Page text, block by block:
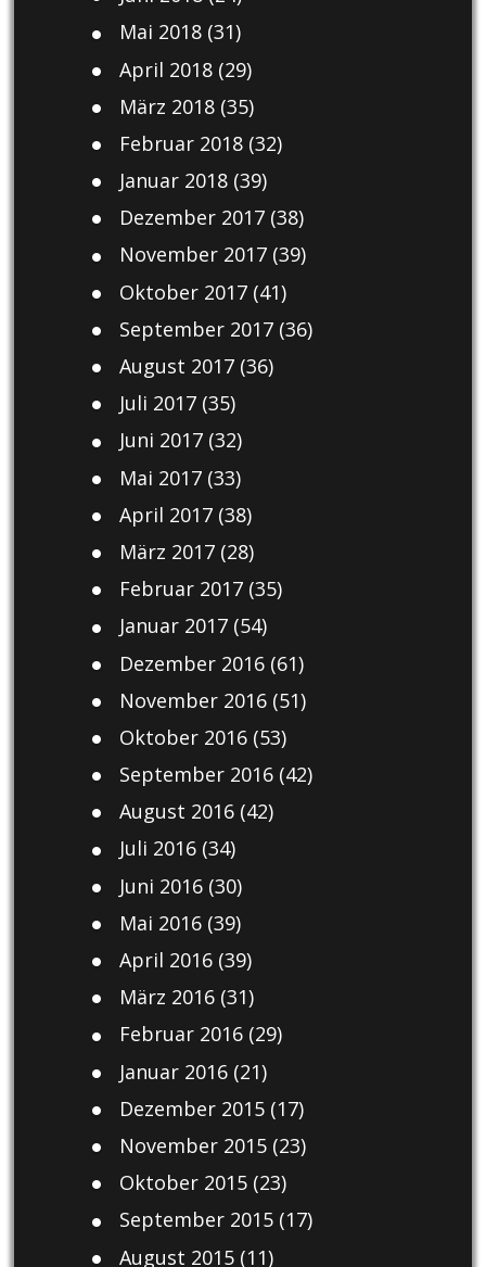
Mai 2018(31)
April 2018(29)
März 2018(35)
Februar 2018(32)
Januar 2018(39)
Dezember 2017(38)
November 2017(39)
Oktober 2017(41)
September 2017(36)
August 2017(36)
Juli 2017(35)
Juni 2017(32)
Mai 2017(33)
April 2017(38)
März 2017(28)
Februar 2017(35)
Januar 2017(54)
Dezember 2016(61)
November 2016(51)
Oktober 2016(53)
September 2016(42)
August 2016(42)
Juli 2016(34)
Juni 2016(30)
Mai 2016(39)
April 2016(39)
März 2016(31)
Februar 2016(29)
Januar 2016(21)
Dezember 2015(17)
November 2015(23)
Oktober 2015(23)
September 2015(17)
August 2015(11)